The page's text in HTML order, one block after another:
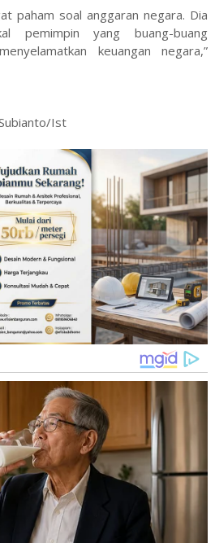
paham soal anggaran negara. Dia
pemimpin yang buang-buang
keuangan negara,”
Ist